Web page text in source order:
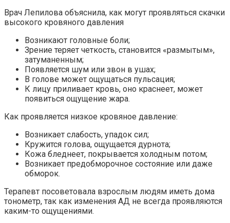
Врач Лепилова объяснила, как могут проявляться скачки
высокого кровяного давления
Возникают головные боли;
Зрение теряет четкость, становится «размытым»,
затуманенным;
Появляется шум или звон в ушах;
В голове может ощущаться пульсация;
К лицу приливает кровь, оно краснеет, может
появиться ощущение жара.
Как проявляется низкое кровяное давление:
Возникает слабость, упадок сил;
Кружится голова, ощущается дурнота;
Кожа бледнеет, покрывается холодным потом;
Возникает предобморочное состояние или даже
обморок.
Терапевт посоветовала взрослым людям иметь дома
тонометр, так как изменения АД не всегда проявляются
каким-то ощущениями.